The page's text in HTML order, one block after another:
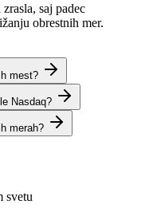
zrasla, saj padec
obrestnih mer.
mest?
Nasdaq?
merah?
svetu